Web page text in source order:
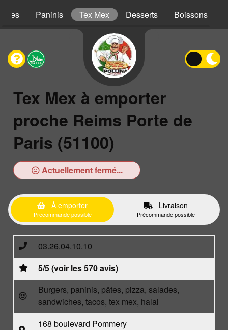
Paninis Tex Mex Desserts Boissons
Tex Mex à emporter
proche Reims Porte de
Paris (51100)
Actuellement fermé...
À emporter
Précommande possible
Livraison
Précommande possible
03.26.04.10.10
5/5 (voir les 570 avis)
Burgers, paninis, pâtes, pizza, salades,
sandwiches, tacos, tex mex, halal
168 boulevard Pommery